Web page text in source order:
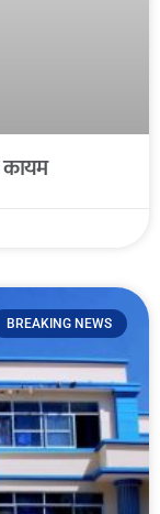
BREAKING NEWS